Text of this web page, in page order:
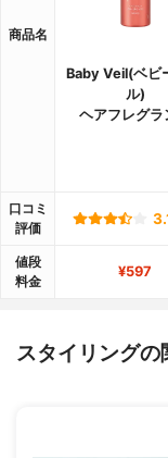
商品名
Baby Veil(ベビ
ル)
ヘアフレグラ
口コミ
評価
値段
料金
¥597
スタイリングの